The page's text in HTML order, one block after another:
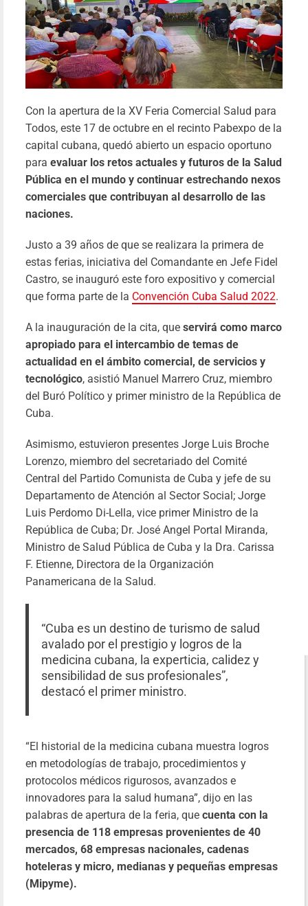
Con la apertura de la XV Feria Comercial Salud para
Todos, este 17 de octubre en el recinto Pabexpo de la
capital cubana, quedó abierto un espacio oportuno
para evaluar los retos actuales y futuros de la Salud
Pública en el mundo y continuar estrechando nexos
comerciales que contribuyan al desarrollo de las
naciones.
Justo a 39 años de que se realizara la primera de
estas ferias, iniciativa del Comandante en Jefe Fidel
Castro, se inauguró este foro expositivo y comercial
que forma parte de la Convención Cuba Salud 2022.
A la inauguración de la cita, que servirá como marco
apropiado para el intercambio de temas de
actualidad en el ámbito comercial, de servicios y
tecnológico, asistió Manuel Marrero Cruz, miembro
del Buró Político y primer ministro de la República de
Cuba.
Asimismo, estuvieron presentes Jorge Luis Broche
Lorenzo, miembro del secretariado del Comité
Central del Partido Comunista de Cuba y jefe de su
Departamento de Atención al Sector Social; Jorge
Luis Perdomo Di-Lella, vice primer Ministro de la
República de Cuba; Dr. José Angel Portal Miranda,
Ministro de Salud Pública de Cuba y la Dra. Carissa
F. Etienne, Directora de la Organización
Panamericana de la Salud.
“Cuba es un destino de turismo de salud
avalado por el prestigio y logros de la
medicina cubana, la experticia, calidez y
sensibilidad de sus profesionales”,
destacó el primer ministro.
“El historial de la medicina cubana muestra logros
en metodologías de trabajo, procedimientos y
protocolos médicos rigurosos, avanzados e
innovadores para la salud humana”, dijo en las
palabras de apertura de la feria, que cuenta con la
presencia de 118 empresas provenientes de 40
mercados, 68 empresas nacionales, cadenas
hoteleras y micro, medianas y pequeñas empresas
(Mipyme).
14/01/